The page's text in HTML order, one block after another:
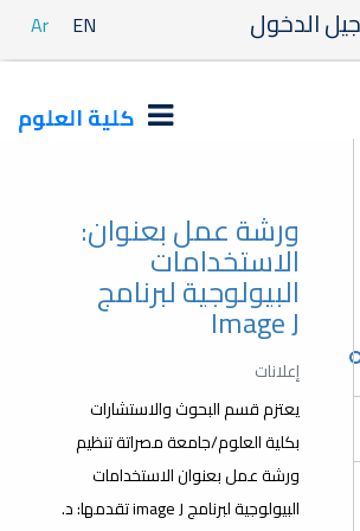
Ar EN
تنظيم
البيولوجية لبرنامج image J تقدمها: د.